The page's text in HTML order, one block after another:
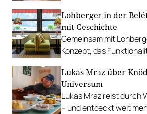
Tacos bis hin zu
Lohberger in der
mit Geschichte
Gemeinsam mit
Konzept, das
Lukas Mraz über
Universum
Lukas Mraz reist durch
– und entdeckt weit